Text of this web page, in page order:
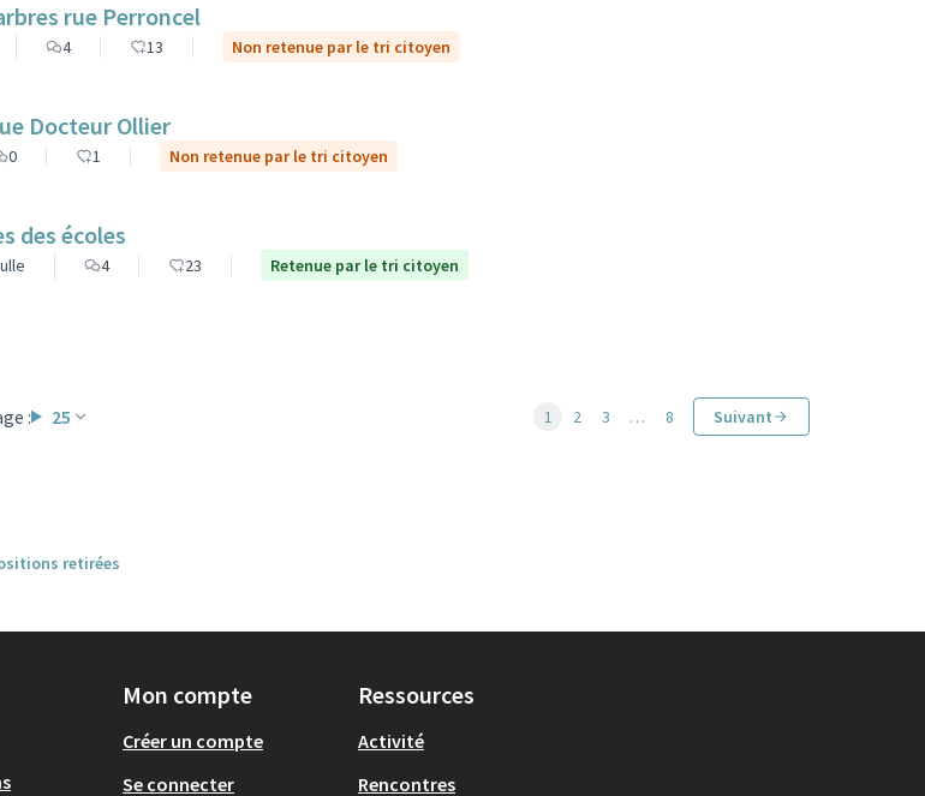
rue Perroncel
4 13 Non retenue par le tri citoyen
Docteur Ollier
0 1 Non retenue par le tri citoyen
des écoles
4 23 Retenue par le tri citoyen
: 25 1 2 3 … 8 Suivant
retirées
Mon compte
Créer un compte
Se connecter
Ressources
Activité
Rencontres